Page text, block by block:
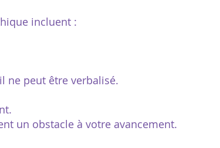
incluent :
ne peut être verbalisé.
un obstacle à votre avancement.